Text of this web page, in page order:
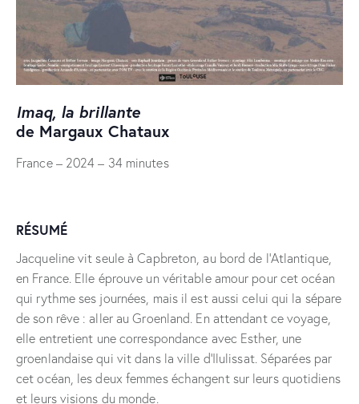
Imaq, la brillante
de Margaux Chataux
France – 2024 – 34 minutes
RÉSUMÉ
Jacqueline vit seule à Capbreton, au bord de l’Atlantique,
en France. Elle éprouve un véritable amour pour cet océan
qui rythme ses journées, mais il est aussi celui qui la sépare
de son rêve : aller au Groenland. En attendant ce voyage,
elle entretient une correspondance avec Esther, une
groenlandaise qui vit dans la ville d’Ilulissat. Séparées par
cet océan, les deux femmes échangent sur leurs quotidiens
et leurs visions du monde.